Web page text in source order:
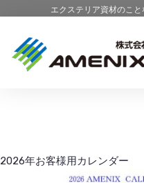
エクステリア資材のこ
2026年お客様用カレンダー